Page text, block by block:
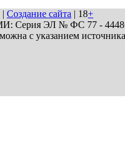
| Создание сайта | 18+
Серия ЭЛ № ФС 77 - 44486
с указанием